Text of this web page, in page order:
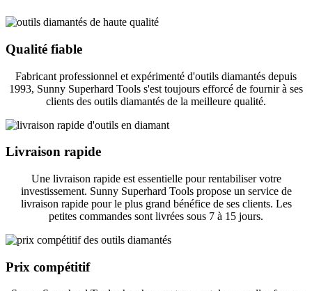
Qualité fiable
Fabricant professionnel et expérimenté d'outils diamantés depuis
1993, Sunny Superhard Tools s'est toujours efforcé de fournir à ses
clients des outils diamantés de la meilleure qualité.
Livraison rapide
Une livraison rapide est essentielle pour rentabiliser votre
investissement. Sunny Superhard Tools propose un service de
livraison rapide pour le plus grand bénéfice de ses clients. Les
petites commandes sont livrées sous 7 à 15 jours.
Prix ​​compétitif